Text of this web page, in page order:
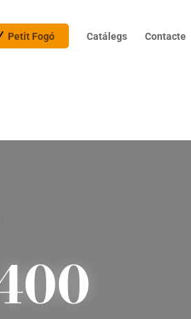
Petit Fogó Catálegs Contacte